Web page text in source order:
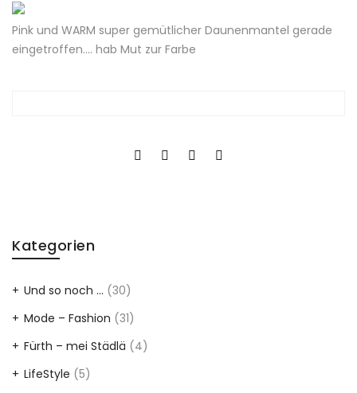
Pink und WARM super gemütlicher Daunenmantel gerade
eingetroffen…. hab Mut zur Farbe
Kategorien
Und so noch … (30)
Mode – Fashion (31)
Fürth – mei Städlä (4)
LifeStyle (5)